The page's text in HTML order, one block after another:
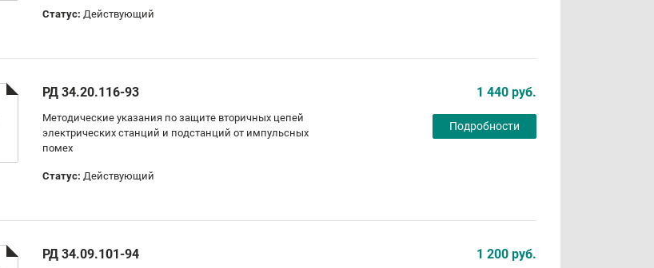
Статус: Действующий
РД 34.20.116-93
Методические указания по защите вторичных цепей
электрических станций и подстанций от импульсных
помех
Статус: Действующий
1 440 руб.
Подробности
РД 34.09.101-94 1 200 руб.